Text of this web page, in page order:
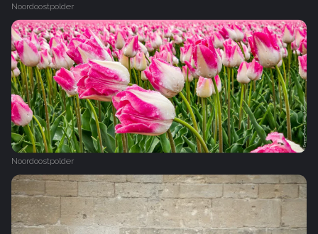
Noordoostpolder
Noordoostpolder